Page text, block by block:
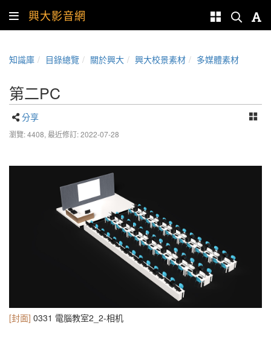
興大影音網
知識庫 目錄總覽 關於興大 興大校景素材 多媒體素材
第二PC
分享
瀏覽: 4408, 最近修訂: 2022-07-28
[封面] 0331 電腦教室2_2-相机